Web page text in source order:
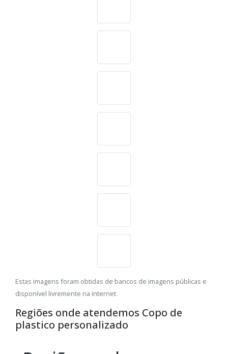
Estas imagens foram obtidas de bancos de imagens públicas e
disponível livremente na internet.
Regiões onde atendemos Copo de
plastico personalizado